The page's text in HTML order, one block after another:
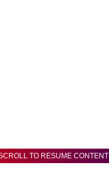
TO RESUME CONTENT